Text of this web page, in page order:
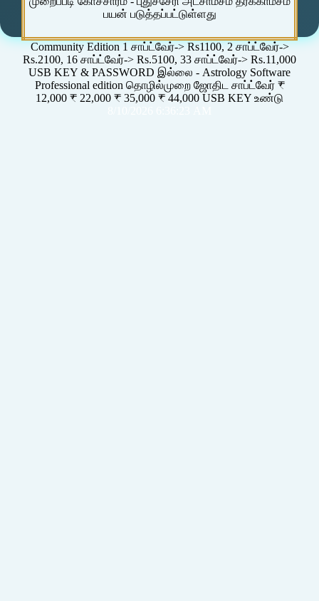
பயன் படுத்தப்பட்டுள்ளது
Community Edition 1 சாப்ட்வேர்-> Rs1100, 2 சாப்ட்வேர்->
Rs.2100, 16 சாப்ட்வேர்-> Rs.5100, 33 சாப்ட்வேர்-> Rs.11,000
USB KEY & PASSWORD இல்லை - Astrology Software
Professional edition தொழில்முறை ஜோதிட சாப்ட்வேர் ₹
12,000 ₹ 22,000 ₹ 35,000 ₹ 44,000 USB KEY உண்டு